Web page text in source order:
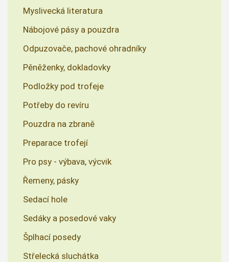
Myslivecká literatura
Nábojové pásy a pouzdra
Odpuzovače, pachové ohradníky
Pěněženky, dokladovky
Podložky pod trofeje
Potřeby do revíru
Pouzdra na zbraně
Preparace trofejí
Pro psy - výbava, výcvik
Řemeny, pásky
Sedací hole
Sedáky a posedové vaky
Šplhací posedy
Střelecká sluchátka